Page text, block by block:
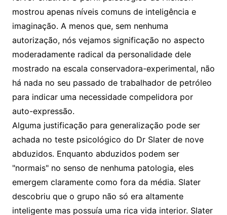
mostrou apenas níveis comuns de inteligência e
imaginação. A menos que, sem nenhuma
autorização, nós vejamos significação no aspecto
moderadamente radical da personalidade dele
mostrado na escala conservadora-experimental, não
há nada no seu passado de trabalhador de petróleo
para indicar uma necessidade compelidora por
auto-expressão.
Alguma justificação para generalização pode ser
achada no teste psicológico do Dr Slater de nove
abduzidos. Enquanto abduzidos podem ser
"normais" no senso de nenhuma patologia, eles
emergem claramente como fora da média. Slater
descobriu que o grupo não só era altamente
inteligente mas possuía uma rica vida interior. Slater